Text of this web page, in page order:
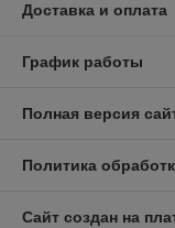
Доставка и оплата
График работы
Полная версия
Политика
Сайт создан на